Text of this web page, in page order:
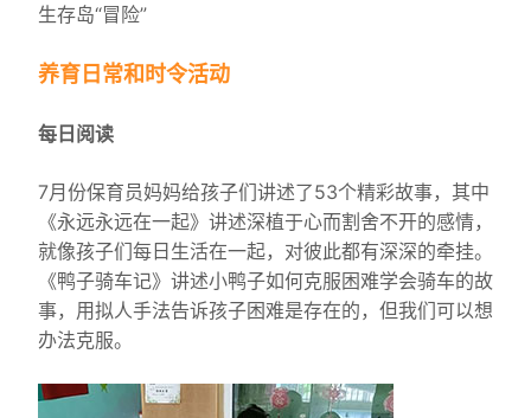
生存岛“冒险”
养育日常和时令活动
每日阅读
7月份保育员妈妈给孩子们讲述了53个精彩故事，其中
《永远永远在一起》讲述深植于心而割舍不开的感情，
就像孩子们每日生活在一起，对彼此都有深深的牵挂。
《鸭子骑车记》讲述小鸭子如何克服困难学会骑车的故
事，用拟人手法告诉孩子困难是存在的，但我们可以想
办法克服。